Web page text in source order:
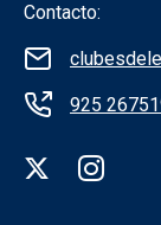
Contacto:
925
Redes